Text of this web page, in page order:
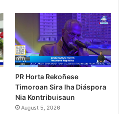
PR Horta Rekoñese
Timoroan Sira Iha Diáspora
Nia Kontribuisaun
August 5, 2026